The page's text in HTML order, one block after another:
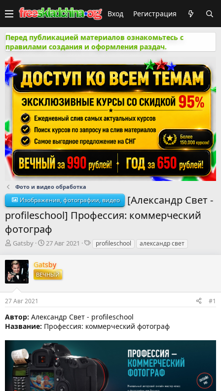
Вход Регистрация
Перед публикацией материалов ознакомьтесь с
правилами создания и оформления раздач.
Фото и видео обработка
Изображения, фотографии, видео
[Александр Свет -
profileschool] Профессия: коммерческий
фотограф
А
т
о
р
м
ы
Gatsby
Д
т
а
н
а
л
а
27 Авг 2021
Тprofileschool александр свет
Gatsby
ВЕЧНЫЙ
27 Авг 2021 #1
Автор: Александр Свет - profileschool
Название: Профессия: коммерческий фотограф